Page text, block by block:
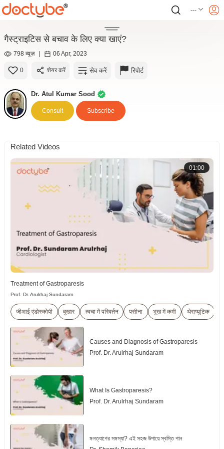
---
गैस्ट्राइटिस से बचाव के लिए क्या खाएं?
798 व्यूज़ | 06 Apr, 2023
0 शेयर करें सेव करें रिपोर्ट
Dr. Atul Kumar Sood
Consult Subscribe
Related Videos
01:00
Treatment of Gastroparesis
Prof. Dr. Arulrhaj Sundaram
जीआई एंडोस्कोपी बुखार त्वचा में परिवर्तन पसीना भूख में कमी थेराप्यूटिक
Causes and Diagnosis of Gastroparesis
Prof. Dr. Arulrhaj Sundaram
What Is Gastroparesis?
Prof. Dr. Arulrhaj Sundaram
মলত্যাগের সমস্যা? এই সহজ উপায়ে স্বস্তি পান